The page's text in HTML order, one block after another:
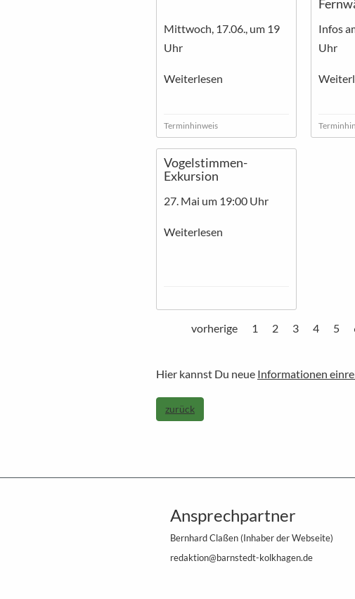
Mittwoch, 17.06., um 19
Uhr
Weiterlesen
Terminhinweis
Infos
Uhr
Vogelstimmen-
Exkursion
27. Mai um 19:00 Uhr
Weiterlesen
vorherige 1 2 3 4 5
Hier kannst Du neue Informationen
zurück
Ansprechpartner
Bernhard Claßen (Inhaber der Webseite)
redaktion@barnstedt-kolkhagen.de